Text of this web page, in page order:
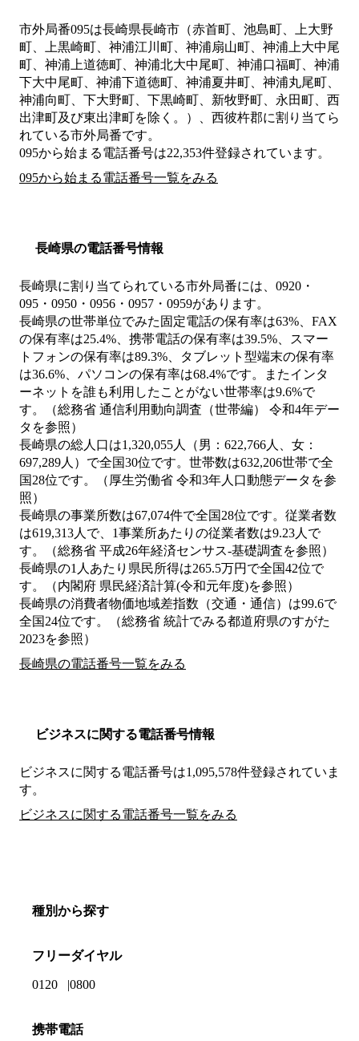
市外局番095は長崎県長崎市（赤首町、池島町、上大野
町、上黒崎町、神浦江川町、神浦扇山町、神浦上大中尾
町、神浦上道徳町、神浦北大中尾町、神浦口福町、神浦
下大中尾町、神浦下道徳町、神浦夏井町、神浦丸尾町、
神浦向町、下大野町、下黒崎町、新牧野町、永田町、西
出津町及び東出津町を除く。）、西彼杵郡に割り当てら
れている市外局番です。
095から始まる電話番号は22,353件登録されています。
095から始まる電話番号一覧をみる
長崎県の電話番号情報
長崎県に割り当てられている市外局番には、0920・
095・0950・0956・0957・0959があります。
長崎県の世帯単位でみた固定電話の保有率は63%、FAX
の保有率は25.4%、携帯電話の保有率は39.5%、スマー
トフォンの保有率は89.3%、タブレット型端末の保有率
は36.6%、パソコンの保有率は68.4%です。またインタ
ーネットを誰も利用したことがない世帯率は9.6%で
す。（総務省 通信利用動向調査（世帯編） 令和4年デー
タを参照）
長崎県の総人口は1,320,055人（男：622,766人、女：
697,289人）で全国30位です。世帯数は632,206世帯で全
国28位です。（厚生労働省 令和3年人口動態データを参
照）
長崎県の事業所数は67,074件で全国28位です。従業者数
は619,313人で、1事業所あたりの従業者数は9.23人で
す。（総務省 平成26年経済センサス‐基礎調査を参照）
長崎県の1人あたり県民所得は265.5万円で全国42位で
す。（内閣府 県民経済計算(令和元年度)を参照）
長崎県の消費者物価地域差指数（交通・通信）は99.6で
全国24位です。（総務省 統計でみる都道府県のすがた
2023を参照）
長崎県の電話番号一覧をみる
ビジネスに関する電話番号情報
ビジネスに関する電話番号は1,095,578件登録されていま
す。
ビジネスに関する電話番号一覧をみる
種別から探す
フリーダイヤル
0120 0800
携帯電話